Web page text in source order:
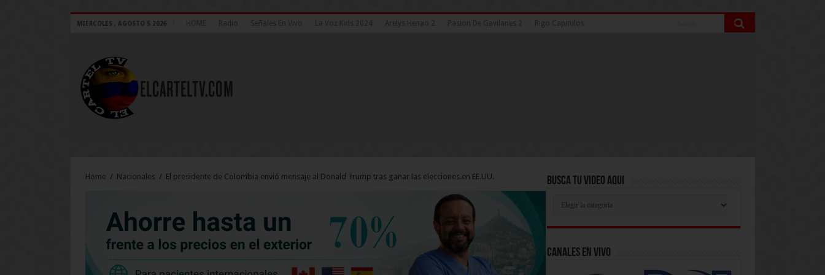
MIÉRCOLES , AGOSTO 5 2026 HOME Radio Señales En Vivo La Voz Kids 2024 Arelys Henao 2 Pasion De Gavilanes 2 Rigo Capitulos
Home / Nacionales / El presidente de Colombia envió mensaje al Donald Trump tras ganar las elecciones.en EE.UU. Busca Tu Video Aqui
Aqui
Canales En Vivo